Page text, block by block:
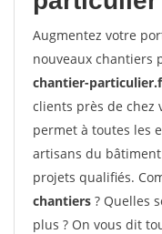
Augmentez votre
nouveaux chantiers
chantier-
clients près de chez
permet à toutes les
artisans du
projets qualifiés.
chantiers ? Quelles
plus ? On vous dit